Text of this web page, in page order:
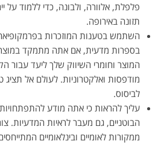
פלפלת, אלוורה, ולבונה, כדי ללמוד על
תזונה באירופה.
השתמש בטענות המוזכרות בפרמקופיאה
בספרות מדעית, אם אתה מתמקד
המוצר וחומרי השיווק שלך ליעד עבור
מודפסות ואלקטרוניות. לעולם אל תציג
לביסוס.
עליך להראות כי אתה מודע להתפתחויות
הבוטניים, גם מעבר לראיות המדעיות.
ממקורות לאומיים ובינלאומיים